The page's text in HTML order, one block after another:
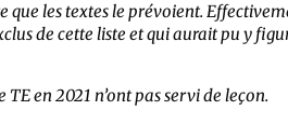
les textes le prévoient.
de cette liste et qui aurait pu y
en 2021 n’ont pas servi de leçon.